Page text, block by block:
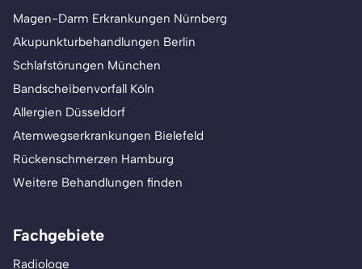
Magen-Darm Erkrankungen Nürnberg
Akupunkturbehandlungen Berlin
Schlafstörungen München
Bandscheibenvorfall Köln
Allergien Düsseldorf
Atemwegserkrankungen Bielefeld
Rückenschmerzen Hamburg
Weitere Behandlungen finden
Fachgebiete
Radiologe